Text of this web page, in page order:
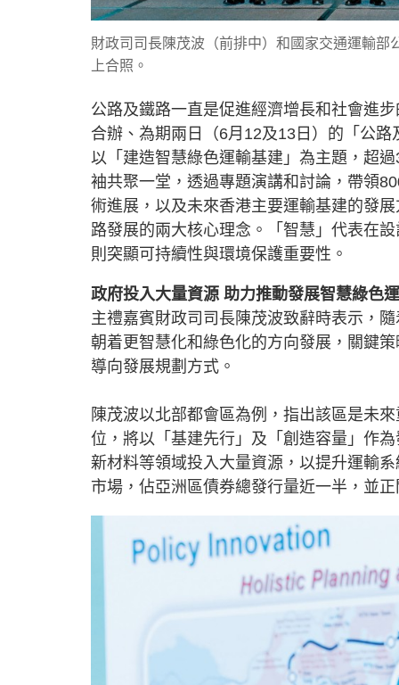
財政司司長陳茂波（前排中）和國家交通運輸
上合照。
公路及鐵路一直是促進經濟增長和社會進
合辦、為期兩日（6月12及13日）的「公
以「建造智慧綠色運輸基建」為主題，超
袖共聚一堂，透過專題演講和討論，帶領
術進展，以及未來香港主要運輸基建的發
路發展的兩大核心理念。「智慧」代表在
則突顯可持續性與環境保護重要性。
政府投入大量資源 助力推動發展智慧綠色
主禮嘉賓財政司司長陳茂波致辭時表示，
朝着更智慧化和綠色化的方向發展，關鍵
導向發展規劃方式。
陳茂波以北部都會區為例，指出該區是未
位，將以「基建先行」及「創造容量」作
新材料等領域投入大量資源，以提升運輸
市場，佔亞洲區債券總發行量近一半，並